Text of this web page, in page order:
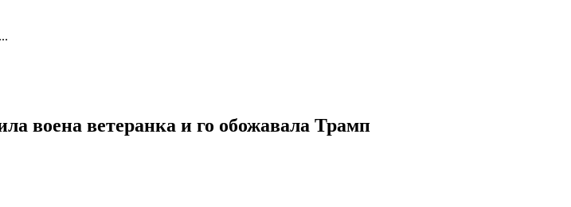
военa ветеранка и го обожавала Трамп